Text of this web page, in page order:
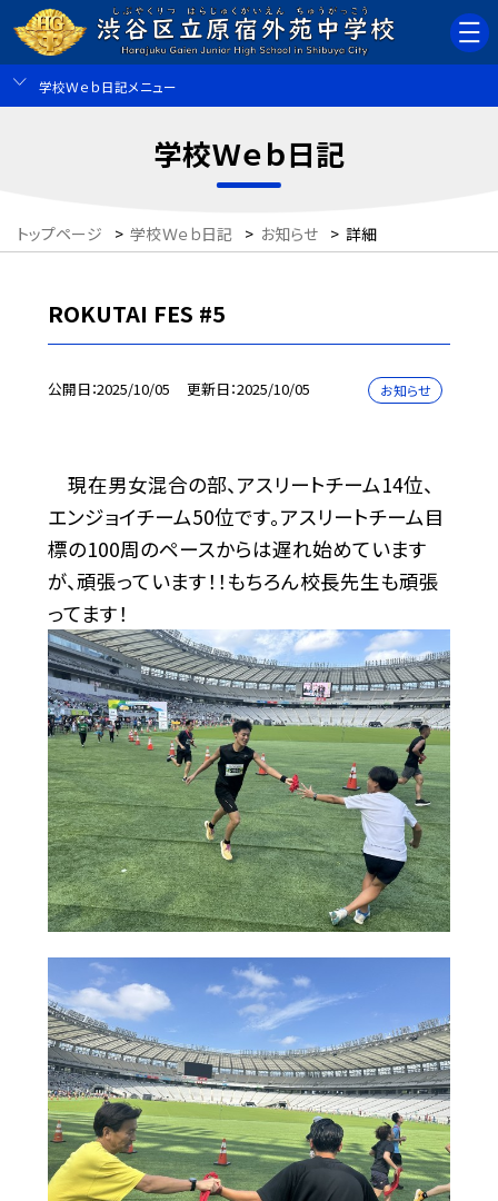
学校Ｗｅｂ日記メニュー
学校Ｗｅｂ日記
トップページ > 学校Ｗｅｂ日記 > お知らせ > 詳細
ROKUTAI FES #5
公開日 2025/10/05 更新日 2025/10/05 お知らせ
現在男女混合の部、アスリートチーム14位、
エンジョイチーム50位です。アスリートチーム目
標の100周のペースからは遅れ始めています
が、頑張っています！！もちろん校長先生も頑張
ってます！